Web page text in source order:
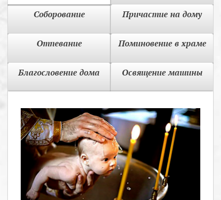
Соборование Причастие на дому
Отпевание Поминовение в храме
Благословение дома Освящение машины